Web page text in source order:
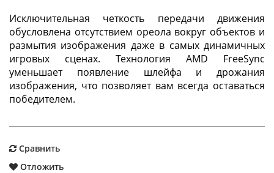
Исключительная четкость передачи движения
обусловлена отсутствием ореола вокруг объектов и
размытия изображения даже в самых динамичных
игровых сценах. Технология AMD FreeSync
уменьшает появление шлейфа и дрожания
изображения, что позволяет вам всегда оставаться
победителем.
Сравнить
Отложить